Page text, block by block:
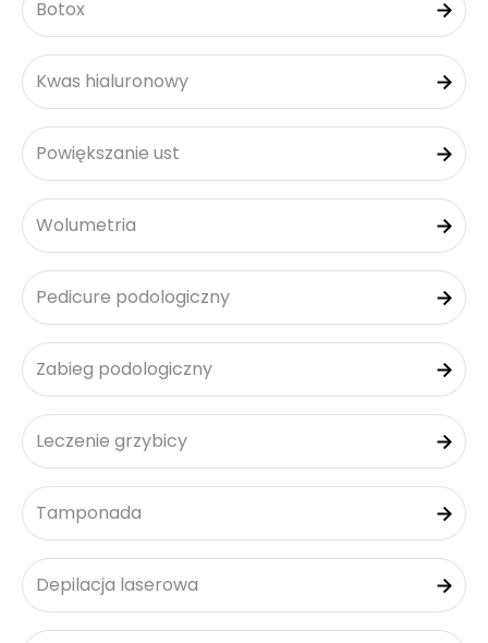
Botox
Kwas hialuronowy
Powiększanie ust
Wolumetria
Pedicure podologiczny
Zabieg podologiczny
Leczenie grzybicy
Tamponada
Depilacja laserowa